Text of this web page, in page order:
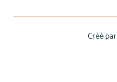
Créé par